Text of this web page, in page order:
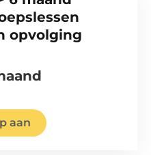
opvolging
aan